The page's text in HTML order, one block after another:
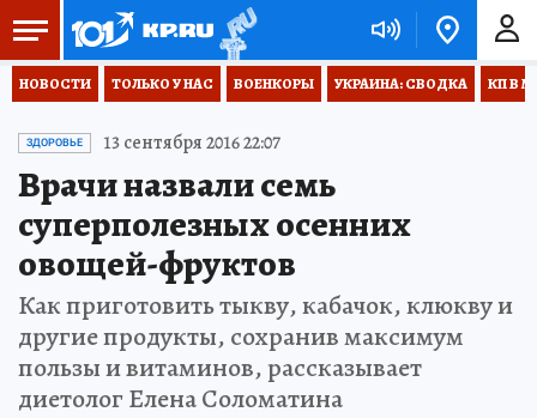
НОВОСТИ ТОЛЬКО У НАС ВОЕНКОРЫ УКРАИНА: СВОДКА КП В
ЗДОРОВЬЕ 13 сентября 2016 22:07
Врачи назвали семь
суперполезных осенних
овощей-фруктов
Как приготовить тыкву, кабачок, клюкву и
другие продукты, сохранив максимум
пользы и витаминов, рассказывает
диетолог Елена Соломатина